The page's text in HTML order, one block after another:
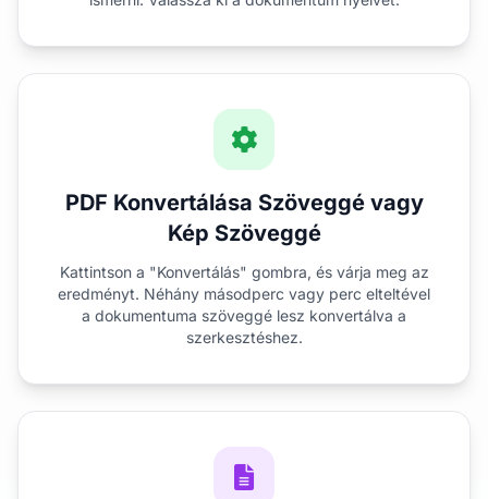
PDF Konvertálása Szöveggé vagy
Kép Szöveggé
Kattintson a "Konvertálás" gombra, és várja meg az
eredményt. Néhány másodperc vagy perc elteltével
a dokumentuma szöveggé lesz konvertálva a
szerkesztéshez.